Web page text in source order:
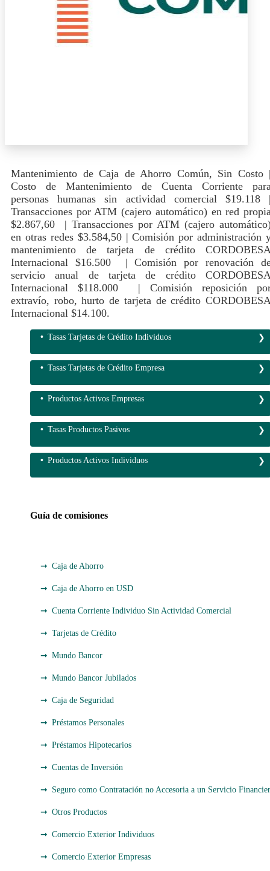
Mantenimiento de Caja de Ahorro Común, Sin Costo
Costo de Mantenimiento de Cuenta Corriente
personas humanas sin actividad comercial $19.118
Transacciones por ATM (cajero automático) en red
$2.867,60 | Transacciones por ATM (cajero
en otras redes $3.584,50 | Comisión por administración
mantenimiento de tarjeta de crédito
Internacional $16.500 | Comisión por renovación
servicio anual de tarjeta de crédito
Internacional $118.000 | Comisión reposición
extravío, robo, hurto de tarjeta de crédito
Internacional $14.100.
Tasas Tarjetas de Crédito Individuos
Tasas Tarjetas de Crédito Empresa
Productos Activos Empresas
Tasas Productos Pasivos
Productos Activos Individuos
Guía de comisiones
Caja de Ahorro
Caja de Ahorro en USD
Cuenta Corriente Individuo Sin Actividad Comercial
Tarjetas de Crédito
Mundo Bancor
Mundo Bancor Jubilados
Caja de Seguridad
Préstamos Personales
Préstamos Hipotecarios
Cuentas de Inversión
Seguro como Contratación no Accesoria a un Servicio
Otros Productos
Comercio Exterior Individuos
Comercio Exterior Empresas